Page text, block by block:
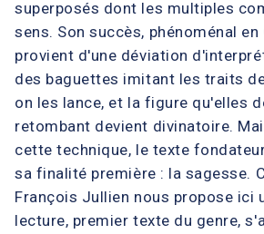
superposés dont les multiples
sens. Son succès, phénoménal en
provient d'une déviation
des baguettes imitant les traits
on les lance, et la figure qu'elles
retombant devient divinatoire.
cette technique, le texte
sa finalité première : la sagesse.
François Jullien nous propose ici
lecture, premier texte du genre,